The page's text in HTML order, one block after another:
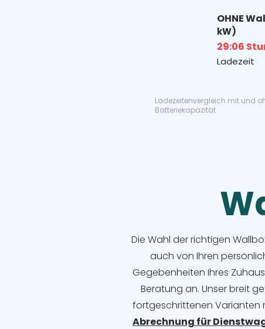
OHNE
kW)
29:06
Ladezeit
Ladezeitenvergleich mit und
Batteriekapazität
Die Wahl der richtigen
auch von Ihren
Gegebenheiten Ihres
Beratung an. Unser breit
fortgeschrittenen Varianten
Abrechnung für